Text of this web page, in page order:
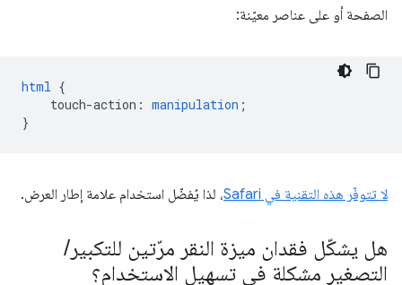
الصفحة أو على عناصر معيّنة:
html {
touch-action : manipulation ;
}
لا تتوفّر هذه التقنية في Safari ، لذا يُفضّل استخدام علامة إطار العرض.
هل يشكّل فقدان ميزة النقر مرّتين للتكبير/
التصغير مشكلة في تسهيل الاستخدام؟